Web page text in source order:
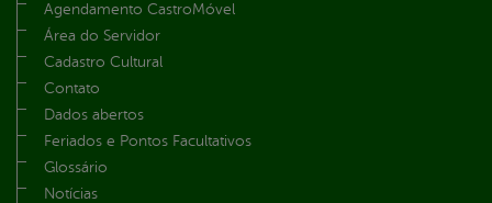
Agendamento CastroMóvel
Área do Servidor
Cadastro Cultural
Contato
Dados abertos
Feriados e Pontos Facultativos
Glossário
Notícias